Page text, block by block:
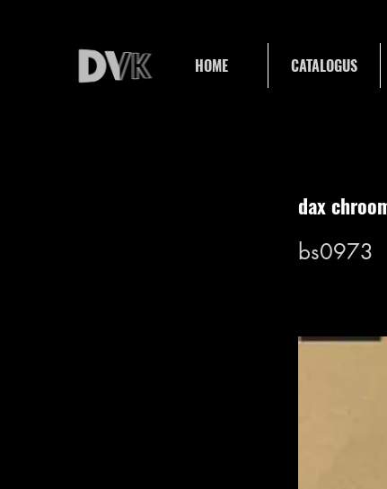
HOME CATALOGUS
dax
bs0973